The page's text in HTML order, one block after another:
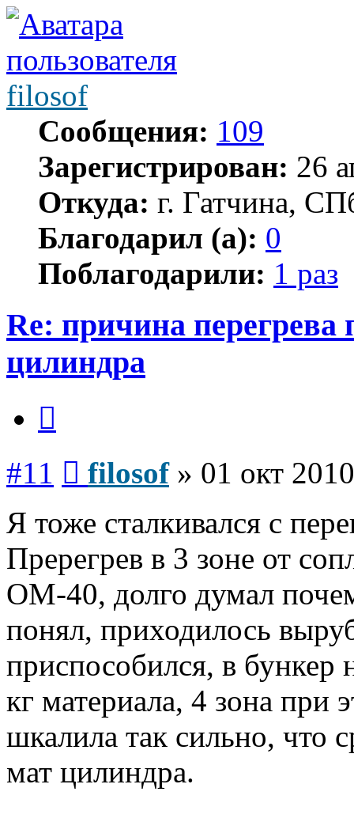
filosof
Сообщения: 109
Зарегистрирован: 26
Откуда: г. Гатчина,
Благодарил (а): 0
Поблагодарили: 1 раз
Re: причина перегрева
цилиндра
#11 filosof» 01 окт
Я тоже сталкивался с
Пререгрев в 3 зоне от
ОМ-40, долго думал
понял, приходилось
приспособился, в бункер
кг материала, 4 зона при
шкалила так сильно, что
мат цилиндра.